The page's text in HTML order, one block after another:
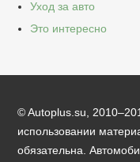
Уход за авто
Это интересно
© Autoplus.su,
использовании
обязательна.